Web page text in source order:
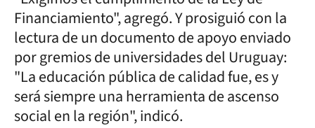
Financiamiento", agregó. Y prosiguió con la
lectura de un documento de apoyo enviado
por gremios de universidades del Uruguay:
"La educación pública de calidad fue, es y
será siempre una herramienta de ascenso
social en la región", indicó.